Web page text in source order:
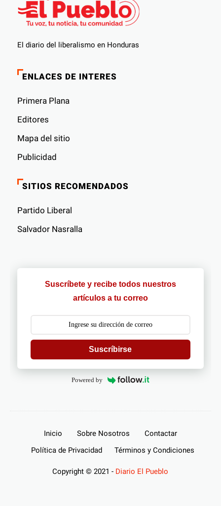
El diario del liberalismo en Honduras
ENLACES DE INTERES
Primera Plana
Editores
Mapa del sitio
Publicidad
SITIOS RECOMENDADOS
Partido Liberal
Salvador Nasralla
Suscríbete y recibe todos nuestros
artículos a tu correo
Suscríbirse
Powered by
Inicio Sobre Nosotros
Contactar
Política de Privacidad
Términos y Condiciones
Copyright © 2021 - Diario El Pueblo